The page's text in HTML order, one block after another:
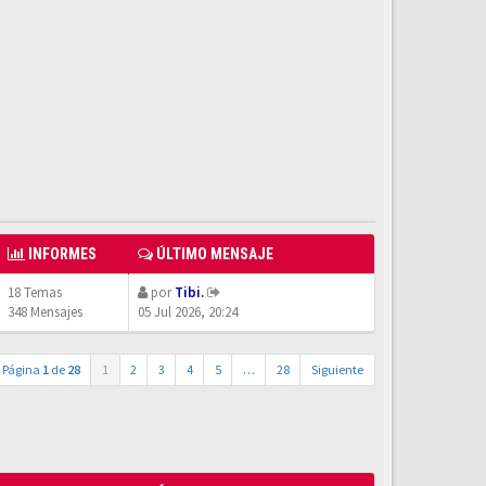
INFORMES ÚLTIMO MENSAJE
18 Temas
348 Mensajes
porTibi.
05 Jul 2026, 20:24
Página 1 de 28 1 2 3 4 5 … 28 Siguiente